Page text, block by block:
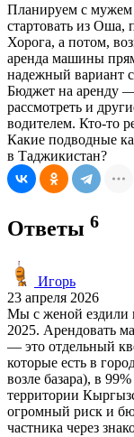
Планируем с мужем
стартовать из Оша,
Хорога, а потом,
аренда машины
надежный вариант
Бюджет на аренду
рассмотреть и
водителем. Кто-то
Какие подводные
в Таджикистан?
Ответы 6
Игорь
23 апреля 2026
Мы с женой ездили
2025. Арендовать
— это отдельный
которые есть в
возле базара), в
территории
огромный риск и
частника через